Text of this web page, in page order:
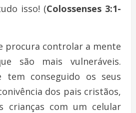
isso! (Colossenses 3:1-
procura controlar a mente
são mais vulneráveis.
tem conseguido os seus
dos pais cristãos,
crianças com um celular